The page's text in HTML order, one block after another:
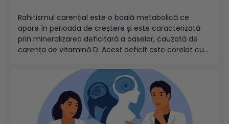
Rahitismul carențial este o boală metabolică ce
apare în perioada de creștere și este caracterizată
prin mineralizarea deficitară a oaselor, cauzată de
carența de vitamină D. Acest deficit este corelat cu
influența absorbția sa) precum și cu factori genetici
predispozanți. Cuprins:Totul despre...